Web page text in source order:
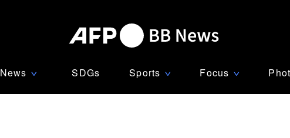
News ∨ SDGs Sports ∨ Focus ∨